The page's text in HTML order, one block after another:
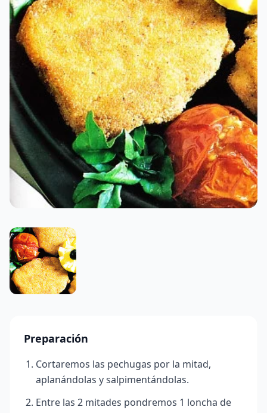
Preparación
Cortaremos las pechugas por la mitad,
aplanándolas y salpimentándolas.
Entre las 2 mitades pondremos 1 loncha de